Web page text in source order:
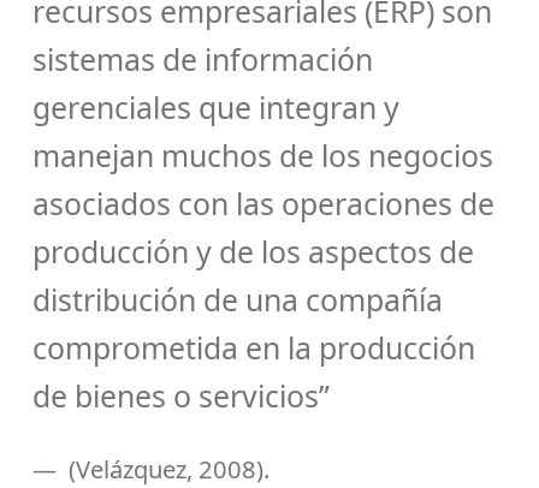
recursos empresariales (ERP) son
sistemas de información
gerenciales que integran y
manejan muchos de los negocios
asociados con las operaciones de
producción y de los aspectos de
distribución de una compañía
comprometida en la producción
de bienes o servicios”
(Velázquez, 2008).